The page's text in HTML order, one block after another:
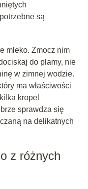
są
mleko. Zmocz nim
do plamy, nie
w zimnej wodzie.
ma właściwości
kropel
sprawdza się
na delikatnych
z różnych